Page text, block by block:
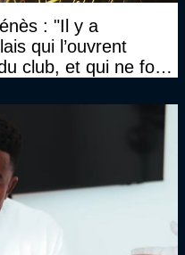
: "Il y a
qui l’ouvrent
club, et qui ne font